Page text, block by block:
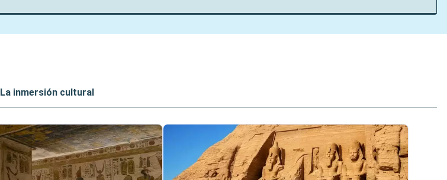
La inmersión cultural